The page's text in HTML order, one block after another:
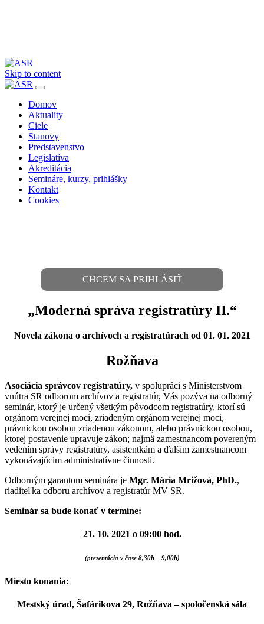
Skip to content
Domov
Aktuality
Ciele
Stanovy
Predstavenstvo
Legislatíva
Akreditácia
Semináre, kurzy, prihlášky
Kontakt
Cookies
CHCEM SA PRIHLÁSIŤ
„Moderná správa registratúry II.“
Novela zákona o archívoch a registratúrach od 01. 01. 2021
Rožňava
Asociácia správcov registratúry, v spolupráci s Ministerstvom
vnútra SR odborom archívov a registratúr, Vás pozýva na odborný
seminár, ktorý je určený všetkým pôvodcom registratúry, ktorí sú
orgánom verejnej moci, zriadeným orgánom verejnej moci,
právnickou osobou zriadenou zákonom, alebo právnickou osobou,
ktorej postavenie upravuje zákon; najmä zamestnancom povereným
vedením správy registratúry, asistentkám a ďalším zamestnancom
vykonávajúcim administratívne činnosti.
Odborným garantom seminára je Mgr. Mária Mrižová, PhD.,
riaditeľka odboru archívov a registratúr MV SR.
Seminár sa bude konať v termíne:
21. 10. 2021 o 09:00 hod.
(prezentácia v čase 8,30h – 9,00h)
Miesto konania:
Mestský úrad, Šafárikova 29, Rožňava– spoločenská sála